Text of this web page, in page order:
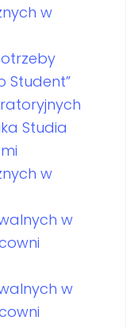
w
Student”
Studia
w
w
w